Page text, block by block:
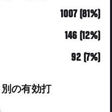
1007 (81%)
146 (12%)
92 (7%)
の有効打